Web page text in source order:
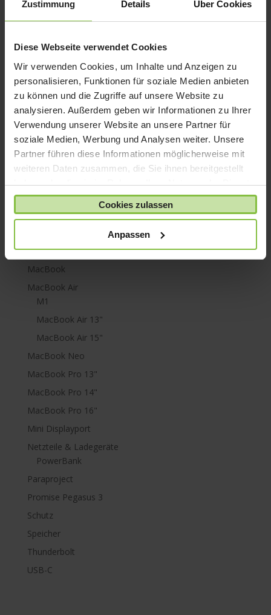
Zustimmung Details Über Cookies
Diese Webseite verwendet Cookies
Wir verwenden Cookies, um Inhalte und Anzeigen zu
personalisieren, Funktionen für soziale Medien anbieten
zu können und die Zugriffe auf unsere Website zu
analysieren. Außerdem geben wir Informationen zu Ihrer
Verwendung unserer Website an unsere Partner für
soziale Medien, Werbung und Analysen weiter. Unsere
Partner führen diese Informationen möglicherweise mit
weiteren Daten zusammen, die Sie ihnen bereitgestellt
haben oder die sie im Rahmen Ihrer Nutzung der Dienste
gesammelt haben.
Cookies zulassen
Anpassen
iPhone SE
iPhone X
iPod nano
iPod shuffle
iPod touch
Kabel & Adapter
Kopfhörer
Lightning
Mac mini
Mac Studio
MacBook
MacBook Air
M1
MacBook Air 13"
MacBook Air 15"
MacBook Neo
MacBook Pro 13"
MacBook Pro 14"
MacBook Pro 16"
Mini Displayport
Netzteile & Ladegeräte
PowerBank
Paraproject
Promise Pegasus 3
Schutz
Speicher
Thunderbolt
USB-C